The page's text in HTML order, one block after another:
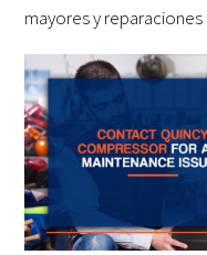
mayores y